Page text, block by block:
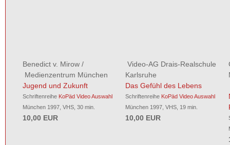
Benedict v. Mirow /
Medienzentrum München
Jugend und Zukunft
Schriftenreihe KoPäd Video Auswahl
München 1997, VHS, 30 min.
10,00 EUR
Video-AG Drais-Realschule
Karlsruhe
Das Gefühl des Lebens
Schriftenreihe KoPäd Video Auswahl
München 1997, VHS, 19 min.
10,00 EUR